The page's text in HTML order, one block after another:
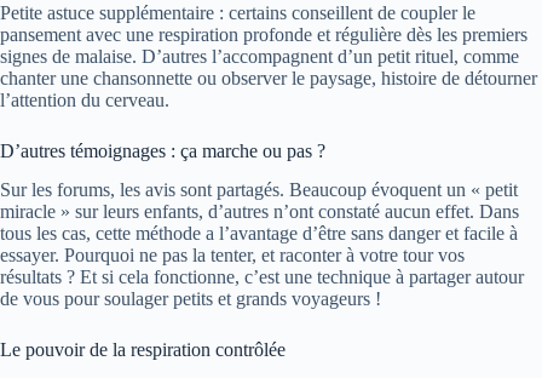
Petite astuce supplémentaire : certains conseillent de coupler le
pansement avec une respiration profonde et régulière dès les premiers
signes de malaise. D’autres l’accompagnent d’un petit rituel, comme
chanter une chansonnette ou observer le paysage, histoire de détourner
l’attention du cerveau.
D’autres témoignages : ça marche ou pas ?
Sur les forums, les avis sont partagés. Beaucoup évoquent un « petit
miracle » sur leurs enfants, d’autres n’ont constaté aucun effet. Dans
tous les cas, cette méthode a l’avantage d’être sans danger et facile à
essayer. Pourquoi ne pas la tenter, et raconter à votre tour vos
résultats ? Et si cela fonctionne, c’est une technique à partager autour
de vous pour soulager petits et grands voyageurs !
Le pouvoir de la respiration contrôlée